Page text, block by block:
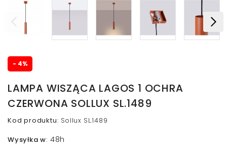
- 4%
LAMPA WISZĄCA LAGOS 1 OCHRA
CZERWONA SOLLUX SL.1489
Kod produktu: Sollux SL.1489
Wysyłka w: 48h